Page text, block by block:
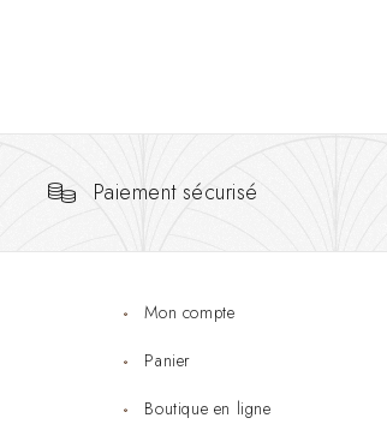
Paiement sécurisé
Mon compte
Panier
Boutique en ligne